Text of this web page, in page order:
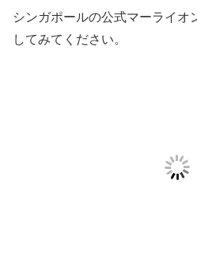
シンガポールの公式マーライオ
してみてください。